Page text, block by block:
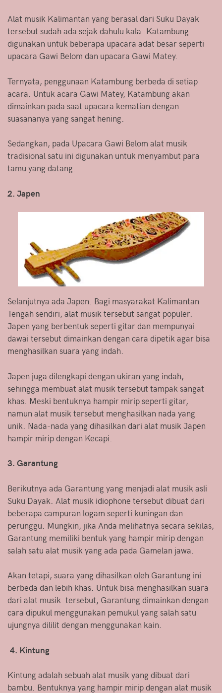
Alat musik Kalimantan yang berasal dari Suku Dayak
tersebut sudah ada sejak dahulu kala. Katambung
digunakan untuk beberapa upacara adat besar seperti
upacara Gawi Belom dan upacara Gawi Matey.
Ternyata, penggunaan Katambung berbeda di setiap
acara. Untuk acara Gawi Matey, Katambung akan
dimainkan pada saat upacara kematian dengan
suasananya yang sangat hening.
Sedangkan, pada Upacara Gawi Belom alat musik
tradisional satu ini digunakan untuk menyambut para
tamu yang datang.
2. Japen
Selanjutnya ada Japen. Bagi masyarakat Kalimantan
Tengah sendiri, alat musik tersebut sangat populer.
Japen yang berbentuk seperti gitar dan mempunyai
dawai tersebut dimainkan dengan cara dipetik agar bisa
menghasilkan suara yang indah.
Japen juga dilengkapi dengan ukiran yang indah,
sehingga membuat alat musik tersebut tampak sangat
khas. Meski bentuknya hampir mirip seperti gitar,
namun alat musik tersebut menghasilkan nada yang
unik. Nada-nada yang dihasilkan dari alat musik Japen
hampir mirip dengan Kecapi.
3. Garantung
Berikutnya ada Garantung yang menjadi alat musik asli
Suku Dayak. Alat musik idiophone tersebut dibuat dari
beberapa campuran logam seperti kuningan dan
perunggu. Mungkin, jika Anda melihatnya secara sekilas,
Garantung memiliki bentuk yang hampir mirip dengan
salah satu alat musik yang ada pada Gamelan jawa.
Akan tetapi, suara yang dihasilkan oleh Garantung ini
berbeda dan lebih khas. Untuk bisa menghasilkan suara
dari alat musik tersebut, Garantung dimainkan dengan
cara dipukul menggunakan pemukul yang salah satu
ujungnya dililit dengan menggunakan kain.
4. Kintung
Kintung adalah sebuah alat musik yang dibuat dari
bambu. Bentuknya yang hampir mirip dengan alat musik